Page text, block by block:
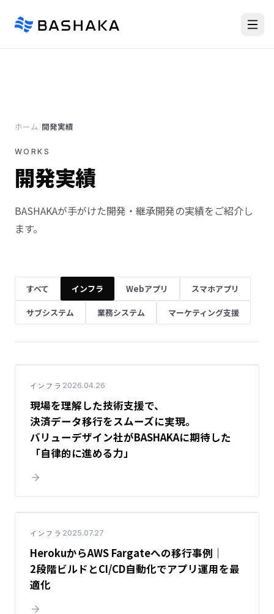
ホーム 開発実績
WORKS
開発実績
BASHAKAが手がけた開発・継承開発の実績をご紹介し
ます。
すべて インフラ Webアプリ スマホアプリ
サブシステム 業務システム マーケティング支援
インフラ 2026.04.26
現場を理解した技術支援で、
決済データ移行をスムーズに実現。
バリューデザイン社がBASHAKAに期待した
「自律的に進める力」
インフラ 2025.07.27
HerokuからAWS Fargateへの移行事例｜
2段階ビルド とCI/CD自動化でアプリ運用を最
適化